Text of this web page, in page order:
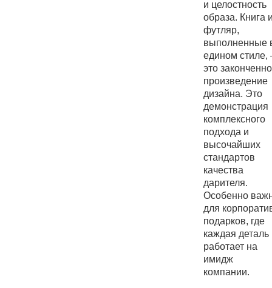
и целостность
образа. Книга
футляр,
выполненные
едином
это
произведение
дизайна. Это
демонстрация
комплексного
подхода и
высочайших
стандартов
качества
дарителя.
Особенно
для
подарков, где
каждая деталь
работает на
имидж
компании.